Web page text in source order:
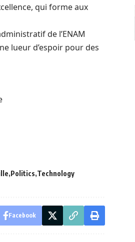
qui forme aux
de l’ENAM
lueur d’espoir pour des
Politics Technology
Facebook